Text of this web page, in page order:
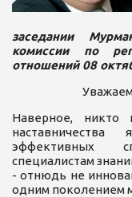
заседании
комиссии по
отношений 08
Наверное, никто
эффективных
специалистам
- отнюдь не
одним поколением